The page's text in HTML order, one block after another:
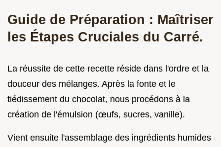
Guide de Préparation : Maîtriser
les Étapes Cruciales du Carré.
La réussite de cette recette réside dans l'ordre et la
douceur des mélanges. Après la fonte et le
tiédissement du chocolat, nous procédons à la
création de l'émulsion (œufs, sucres, vanille).
Vient ensuite l'assemblage des ingrédients humides